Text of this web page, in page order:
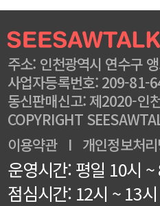
주소: 인천광역시 연수구
사업자등록번호: 209-81-
동신판매신고: 제2020-인
COPYRIGHT
이용약관I 개인정보처
운영시간: 평일 10시 ~
점심시간: 12시 ~ 13시